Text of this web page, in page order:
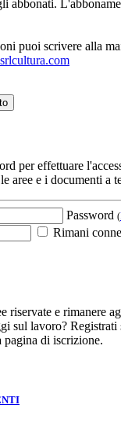
abbonati.
puoi scrivere alla
per effettuare
aree e i documenti a
Password (
Rimani
riservate e rimanere
sul lavoro? Registrati
pagina di iscrizione.